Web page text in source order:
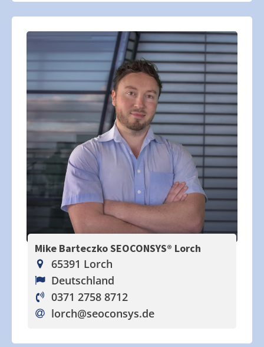
Mike Barteczko SEOCONSYS® Lorch
65391 Lorch
Deutschland
0371 2758 8712
lorch@seoconsys.de